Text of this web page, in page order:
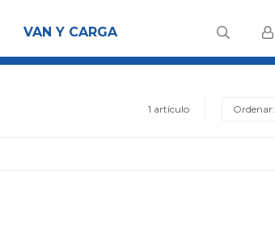
VAN Y CARGA
1 artículo